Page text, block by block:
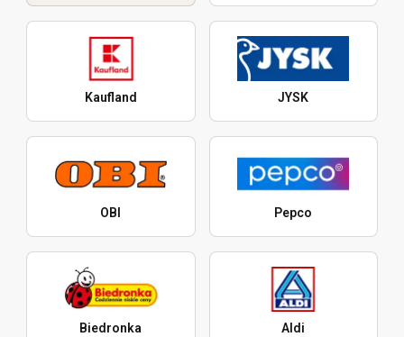
Kaufland JYSK
OBI Pepco
Biedronka Aldi